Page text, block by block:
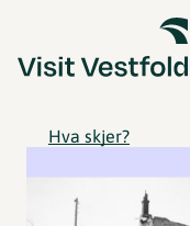
Hva skjer?